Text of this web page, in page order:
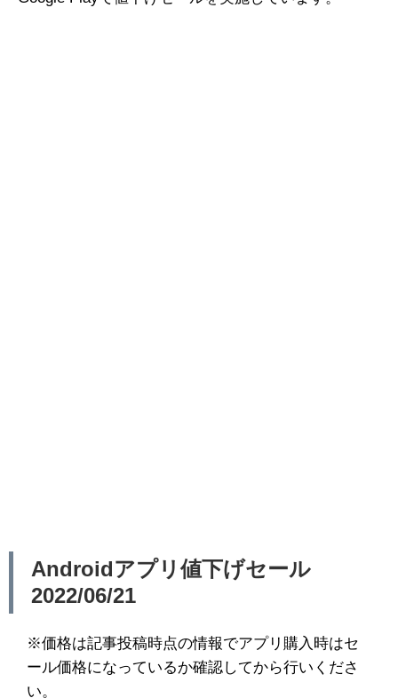
Androidアプリ値下げセール
2022/06/21
※価格は記事投稿時点の情報でアプリ購入時はセ
ール価格になっているか確認してから行いくださ
い。